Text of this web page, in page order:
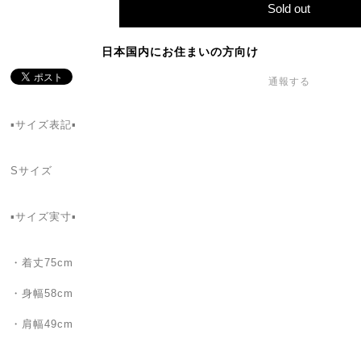
Sold out
日本国内にお住まいの方向け
通報する
▪️サイズ表記▪
Sサイズ
▪️サイズ実寸▪️
・着丈75cm
・身幅58cm
・肩幅49cm